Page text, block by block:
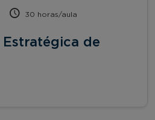
30 horas/aula
de